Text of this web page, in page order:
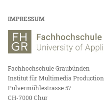
IMPRESSUM
Fachhochschule Graubünden
Institut für Multimedia Production
Pulvermühlestrasse 57
CH-7000 Chur